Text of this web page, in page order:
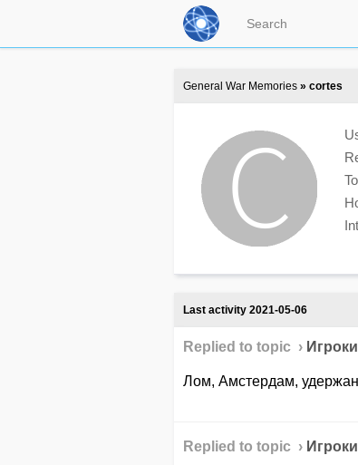
General War Memories » cortes
Last activity 2021-05-06
Replied to topic ›
Лом, Амстердам,
Replied to topic ›